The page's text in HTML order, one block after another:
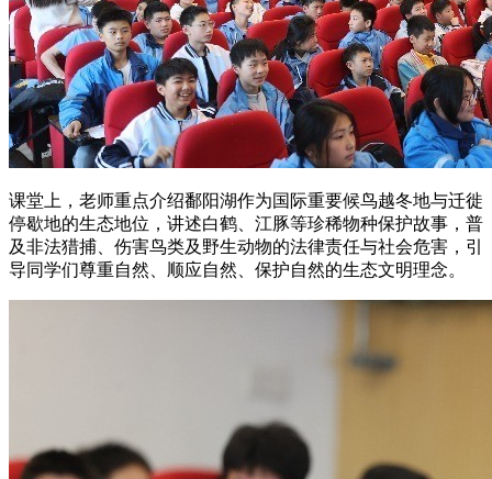
课堂上，老师重点介绍鄱阳湖作为国际重要候鸟越冬地与迁徙
停歇地的生态地位，讲述白鹤、江豚等珍稀物种保护故事，普
及非法猎捕、伤害鸟类及野生动物的法律责任与社会危害，引
导同学们尊重自然、顺应自然、保护自然的生态文明理念。